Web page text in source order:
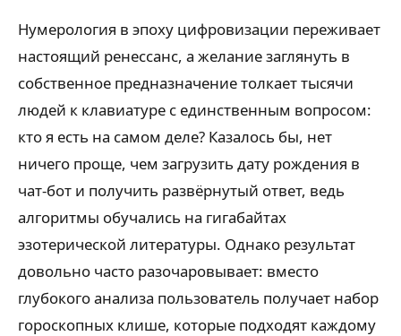
Нумерология в эпоху цифровизации переживает
настоящий ренессанс, а желание заглянуть в
собственное предназначение толкает тысячи
людей к клавиатуре с единственным вопросом:
кто я есть на самом деле? Казалось бы, нет
ничего проще, чем загрузить дату рождения в
чат-бот и получить развёрнутый ответ, ведь
алгоритмы обучались на гигабайтах
эзотерической литературы. Однако результат
довольно часто разочаровывает: вместо
глубокого анализа пользователь получает набор
гороскопных клише, которые подходят каждому